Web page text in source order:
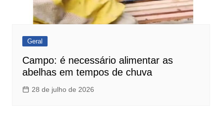
Geral
Campo: é necessário alimentar as
abelhas em tempos de chuva
28 de julho de 2026